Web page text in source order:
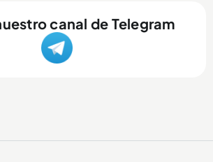
canal de Telegram